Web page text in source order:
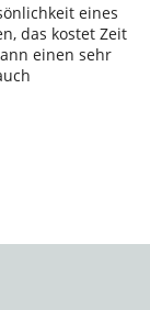
eines
das kostet Zeit
einen sehr